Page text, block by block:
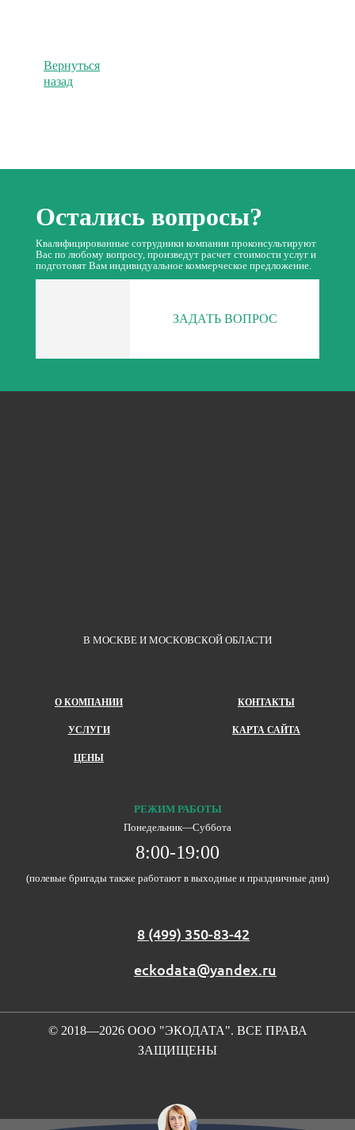
Вернуться
назад
Остались вопросы?
Квалифицированные сотрудники компании проконсультируют
Вас по любому вопросу, произведут расчет стоимости услуг и
подготовят Вам индивидуальное коммерческое предложение.
ЗАДАТЬ ВОПРОС
В МОСКВЕ И МОСКОВСКОЙ ОБЛАСТИ
О КОМПАНИИ
УСЛУГИ
ЦЕНЫ
КОНТАКТЫ
КАРТА САЙТА
РЕЖИМ РАБОТЫ
Понедельник―Суббота
8:00-19:00
(полевые бригады также работают в выходные и праздничные дни)
8 (499) 350-83-42
eckodata@yandex.ru
© 2018—2026 ООО "ЭКОДАТА". ВСЕ ПРАВА
ЗАЩИЩЕНЫ